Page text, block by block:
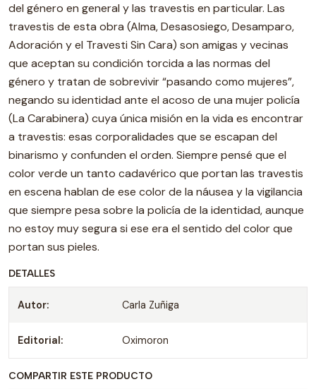
del género en general y las travestis en particular. Las
travestis de esta obra (Alma, Desasosiego, Desamparo,
Adoración y el Travesti Sin Cara) son amigas y vecinas
que aceptan su condición torcida a las normas del
género y tratan de sobrevivir “pasando como mujeres”,
negando su identidad ante el acoso de una mujer policía
(La Carabinera) cuya única misión en la vida es encontrar
a travestis: esas corporalidades que se escapan del
binarismo y confunden el orden. Siempre pensé que el
color verde un tanto cadavérico que portan las travestis
en escena hablan de ese color de la náusea y la vigilancia
que siempre pesa sobre la policía de la identidad, aunque
no estoy muy segura si ese era el sentido del color que
portan sus pieles.
DETALLES
Autor: Carla Zuñiga
Editorial: Oximoron
COMPARTIR ESTE PRODUCTO